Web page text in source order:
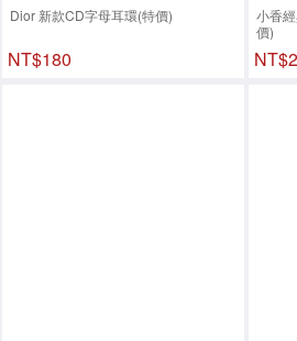
Dior 新款CD字母耳環(特價)
NT$180
小香
價)